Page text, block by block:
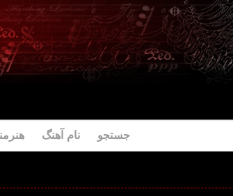
جستجو نام آهنگ